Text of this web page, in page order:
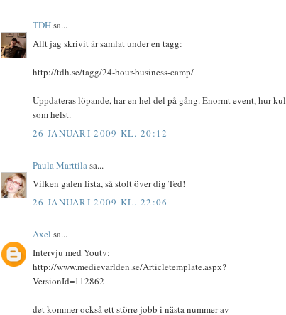
TDHsa...
Allt jag skrivit är samlat under en tagg:
http://tdh.se/tagg/24-hour-business-camp/
Uppdateras löpande, har en hel del på gång. Enormt event, hur kul
som helst.
26 JANUARI 2009 KL. 20:12
Paula Marttila sa...
Vilken galen lista, så stolt över dig Ted!
26 JANUARI 2009 KL. 22:06
Axel sa...
Intervju med Youtv:
http://www.medievarlden.se/Articletemplate.aspx?
VersionId=112862
det kommer också ett större jobb i nästa nummer av